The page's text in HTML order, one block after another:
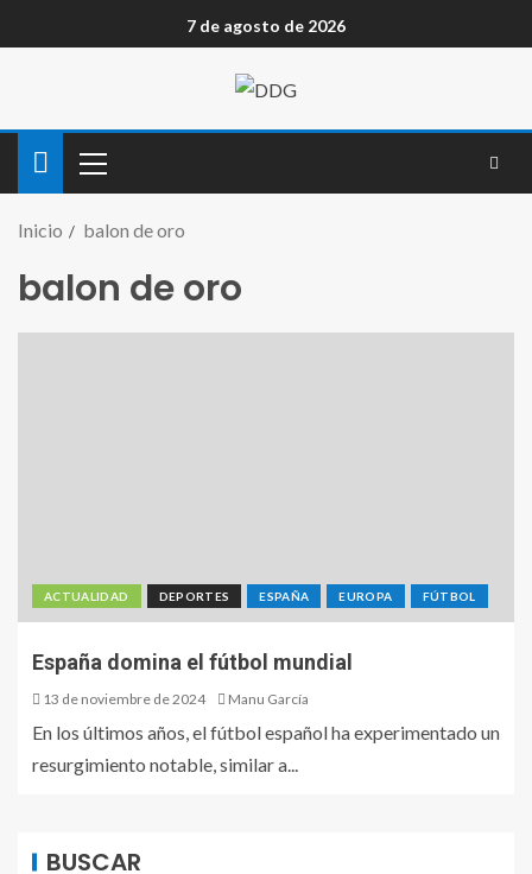
7 de agosto de 2026
Inicio balon de oro
balon de oro
ACTUALIDAD DEPORTES ESPAÑA EUROPA FÚTBOL
España domina el fútbol mundial
13 de noviembre de 2024 Manu García
En los últimos años, el fútbol español ha experimentado un
resurgimiento notable, similar a...
BUSCAR